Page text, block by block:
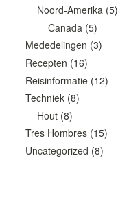
Noord-Amerika(5)
Canada (5)
Mededelingen (3)
Recepten (16)
Reisinformatie(12)
Techniek(8)
Hout(8)
Tres Hombres(15)
Uncategorized (8)